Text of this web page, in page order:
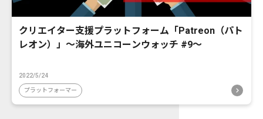
クリエイター支援プラットフォーム「Patreon（パト
レオン）」〜海外ユニコーンウォッチ #9〜
2022/5/24
プラットフォーマー